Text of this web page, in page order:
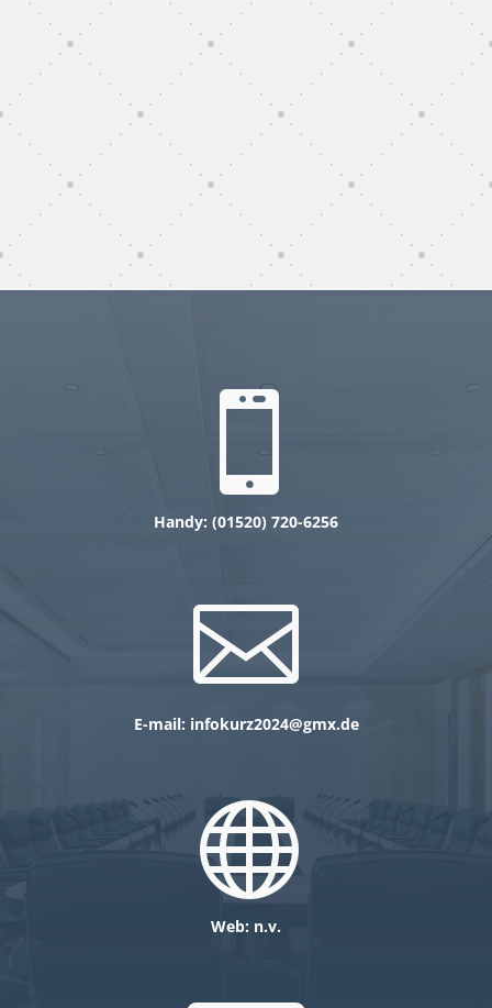
subunternehmer reinigung
Rhein-Neckar-Kreis
subunternehmer gebäudereinigung Rhein-
Neckar-Kreis
gebäudereinigung subunternehmer Rhein-
Neckar-Kreis

Handy: (01520) 720-6256

E-mail: infokurz2024@gmx.de

Web: n.v.